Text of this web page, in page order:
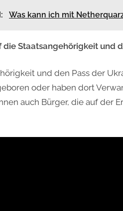
Was kann ich mit
die Staatsangehörigkeit und
und den Pass der
oder haben dort
auch Bürger, die auf der